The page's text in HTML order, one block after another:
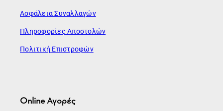
Ασφάλεια Συναλλαγών
Πληροφορίες Αποστολών
Πολιτική Επιστροφών
Online Αγορές